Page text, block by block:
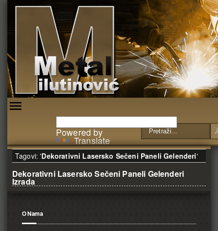
Powered by
Translate
Tagovi: 'Dekorativni Lasersko Sečeni Paneli Gelenderi'
Dekorativni Lasersko Sečeni Paneli Gelenderi
Izrada
O Nama